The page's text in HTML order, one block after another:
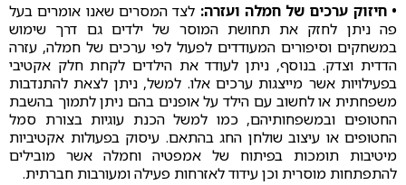
• חיזוק ערכים של חמלה ועזרה: לצד המסרים שאנו אומרים בעל
פה ניתן לחזק את תחושת המוסר של ילדים גם דרך שימוש
במשחקים וסיפורים המעודדים לפעול לפי ערכים של חמלה, עזרה
הדדית וצדק. בנוסף, ניתן לעודד את הילדים לקחת חלק אקטיבי
בפעילויות אשר מייצגות ערכים אלו. למשל, ניתן לצאת להתנדבות
משפחתית או לחשוב עם הילד על אופנים בהם ניתן לתמוך בהשבת
החטופים ובמשפחותיהם, כמו למשל הכנת עוגיות בצורת סמל
החטופים או עיצוב שולחן החג בהתאם. עיסוק בפעולות אקטיביות
מיטיבות תומכות בפיתוח של אמפטיה וחמלה אשר מובילים
להתפתחות מוסרית וכן עידוד לאזרחות פעילה ומעורבות חברתית.